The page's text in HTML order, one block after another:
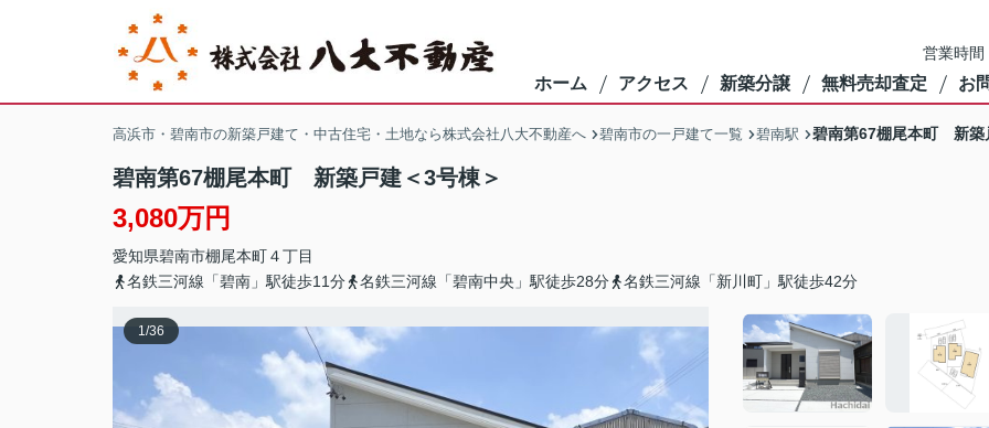
営業時
ホーム アクセス 新築分譲 無料売却査定 お
高浜市・碧南市の新築戸建て・中古住宅・土地なら株式会社八大不動産へ 碧南市の一戸建て一覧 碧南駅 碧南第67棚尾本町 新築
碧南第67棚尾本町 新築戸建＜3号棟＞
3,080万円
愛知県碧南市棚尾本町４丁目
名鉄三河線「碧南」駅徒歩11分
名鉄三河線「碧南中央」駅徒歩28分 名鉄三河線「新川町」駅徒歩42分
1/36